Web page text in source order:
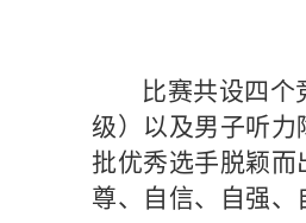
比赛共设四
级）以及男子听
批优秀选手脱颖而
尊、自信、自强、